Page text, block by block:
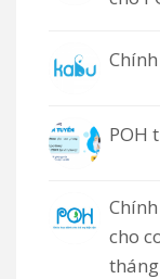
POH
cho
tháng